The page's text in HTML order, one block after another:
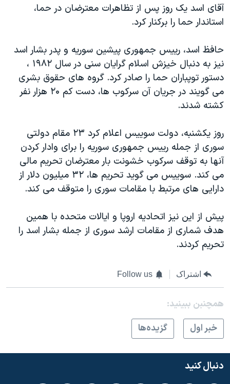
آقای اسد یک روز پس از تظاهرات معترضان در حما،
استاندار حما را برکنار کرد.
حافظ اسد، رییس جمهوری پیشین سوریه و پدر بشار اسد
نیز به دنبال خیزش اسلام گرایان سنی در سال ۱۹۸۲ ،
دستور توپباران حما را صادر کرد. گروه های حقوق بشری
می گویند در جریان آن سرکوب ها، دست کم ۲۰ هزار نفر
کشته شدند.
روز یکشنبه، دولت سوییس اعلام کرد ۲۳ مقام دولتی
سوری از جمله رییس جمهوری سوریه را برای وادار کردن
آنها به توقف سرکوب خشونت بار معترضان تحریم مالی
می کند. سوییس می گوید تحریم ها، ۳۲ میلیون دلار از
دارایی های مرتبط با مقامات سوری را متوقف می کند.
پیش از این نیز اتحادیه اروپا و ایالات متحده با همین
هدف شماری از مقامات ارشد سوری از جمله بشار اسد را
تحریم کردند.
اشتراک Follow us
همچنبن ببینید:
خبر اول
گزيده‌ها
دنبال کنید